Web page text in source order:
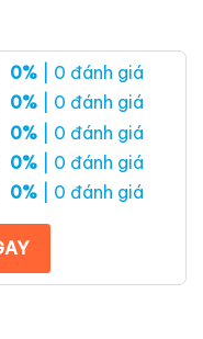
0% | 0 đánh giá
0% | 0 đánh giá
0% | 0 đánh giá
0% | 0 đánh giá
0% | 0 đánh giá